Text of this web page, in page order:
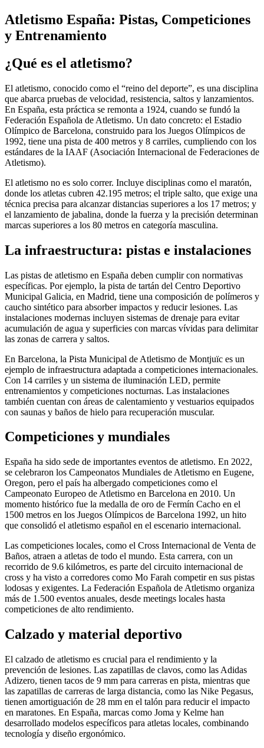
Atletismo España: Pistas, Competiciones
y Entrenamiento
¿Qué es el atletismo?
El atletismo, conocido como el “reino del deporte”, es una disciplina
que abarca pruebas de velocidad, resistencia, saltos y lanzamientos.
En España, esta práctica se remonta a 1924, cuando se fundó la
Federación Española de Atletismo. Un dato concreto: el Estadio
Olímpico de Barcelona, construido para los Juegos Olímpicos de
1992, tiene una pista de 400 metros y 8 carriles, cumpliendo con los
estándares de la IAAF (Asociación Internacional de Federaciones de
Atletismo).
El atletismo no es solo correr. Incluye disciplinas como el maratón,
donde los atletas cubren 42.195 metros; el triple salto, que exige una
técnica precisa para alcanzar distancias superiores a los 17 metros; y
el lanzamiento de jabalina, donde la fuerza y la precisión determinan
marcas superiores a los 80 metros en categoría masculina.
La infraestructura: pistas e instalaciones
Las pistas de atletismo en España deben cumplir con normativas
específicas. Por ejemplo, la pista de tartán del Centro Deportivo
Municipal Galicia, en Madrid, tiene una composición de polímeros y
caucho sintético para absorber impactos y reducir lesiones. Las
instalaciones modernas incluyen sistemas de drenaje para evitar
acumulación de agua y superficies con marcas vívidas para delimitar
las zonas de carrera y saltos.
En Barcelona, la Pista Municipal de Atletismo de Montjuïc es un
ejemplo de infraestructura adaptada a competiciones internacionales.
Con 14 carriles y un sistema de iluminación LED, permite
entrenamientos y competiciones nocturnas. Las instalaciones
también cuentan con áreas de calentamiento y vestuarios equipados
con saunas y baños de hielo para recuperación muscular.
Competiciones y mundiales
España ha sido sede de importantes eventos de atletismo. En 2022,
se celebraron los Campeonatos Mundiales de Atletismo en Eugene,
Oregon, pero el país ha albergado competiciones como el
Campeonato Europeo de Atletismo en Barcelona en 2010. Un
momento histórico fue la medalla de oro de Fermín Cacho en el
1500 metros en los Juegos Olímpicos de Barcelona 1992, un hito
que consolidó el atletismo español en el escenario internacional.
Las competiciones locales, como el Cross Internacional de Venta de
Baños, atraen a atletas de todo el mundo. Esta carrera, con un
recorrido de 9.6 kilómetros, es parte del circuito internacional de
cross y ha visto a corredores como Mo Farah competir en sus pistas
lodosas y exigentes. La Federación Española de Atletismo organiza
más de 1.500 eventos anuales, desde meetings locales hasta
competiciones de alto rendimiento.
Calzado y material deportivo
El calzado de atletismo es crucial para el rendimiento y la
prevención de lesiones. Las zapatillas de clavos, como las Adidas
Adizero, tienen tacos de 9 mm para carreras en pista, mientras que
las zapatillas de carreras de larga distancia, como las Nike Pegasus,
tienen amortiguación de 28 mm en el talón para reducir el impacto
en maratones. En España, marcas como Joma y Kelme han
desarrollado modelos específicos para atletas locales, combinando
tecnología y diseño ergonómico.